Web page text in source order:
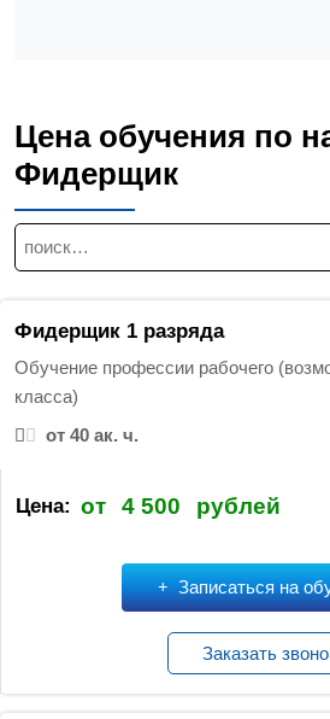
Цена обучения по
Фидерщик
Н
а
т
Фидерщик 1 разряда
Обучение профессии рабочего
класса)
от 40 ак. ч.
Цена: от 4 500 рублей
Записаться на
Заказать